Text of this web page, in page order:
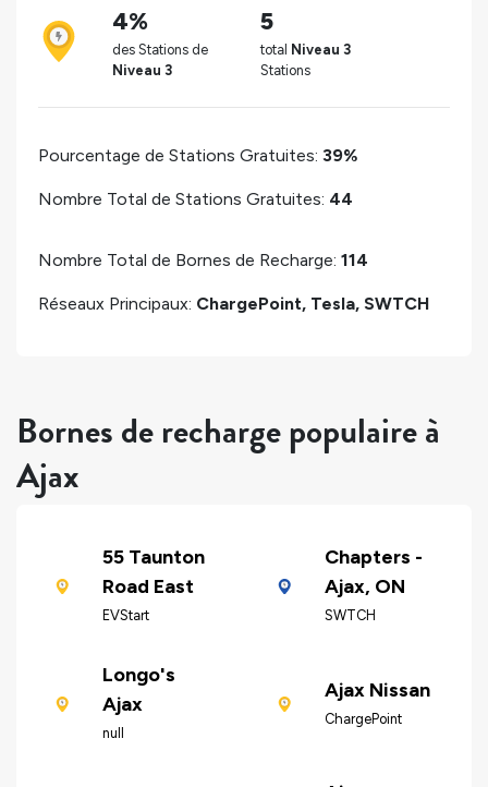
4%
des Stations de
Niveau 3
5
total Niveau 3
Stations
Pourcentage de Stations Gratuites: 39%
Nombre Total de Stations Gratuites: 44
Nombre Total de Bornes de Recharge: 114
Réseaux Principaux: ChargePoint, Tesla, SWTCH
Bornes de recharge populaire à
Ajax
55 Taunton
Road East
EVStart
Chapters -
Ajax, ON
SWTCH
Longo's
Ajax
null
Ajax Nissan
ChargePoint